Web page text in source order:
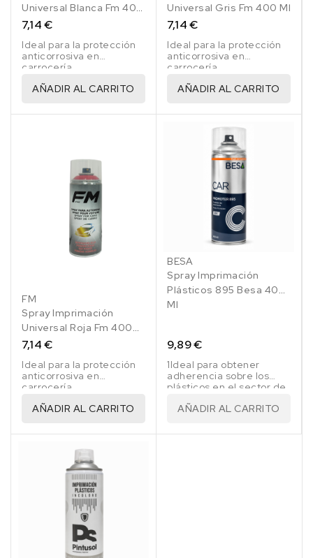
Universal Blanca Fm 400
Ml
7,14 €
Ideal para la protección
anticorrosiva en
carrocería.
AÑADIR AL CARRITO
Universal Gris Fm 400 Ml
7,14 €
Ideal para la protección
anticorrosiva en
carrocería.
AÑADIR AL CARRITO
FM
Spray Imprimación
Universal Roja Fm 400
Ml
7,14 €
Ideal para la protección
anticorrosiva en
carrocería.
AÑADIR AL CARRITO
BESA
Spray Imprimación
Plásticos 895 Besa 400
Ml
9,89 €
1Ideal para obtener
adherencia sobre los
plásticos en el sector de
AÑADIR AL CARRITO